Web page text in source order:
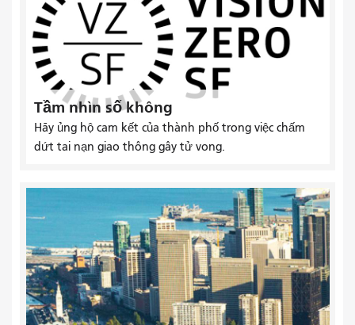
Tầm nhìn số không
Hãy ủng hộ cam kết của thành phố trong việc chấm
dứt tai nạn giao thông gây tử vong.